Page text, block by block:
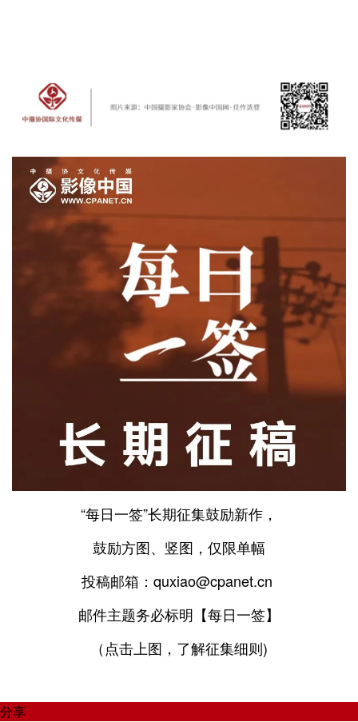
“每日一签”长期征集鼓励新作，
鼓励方图、竖图，仅限单幅
投稿邮箱：quxiao@cpanet.cn
邮件主题务必标明【每日一签】
（点击上图，了解征集细则)
分享